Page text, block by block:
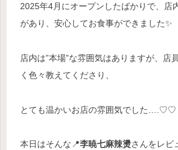
2025年4月にオープンしたばかりで、店
があり、安心してお食事ができました✨
店内は”本場”な雰囲気はありますが、店
く色々教えてくださり、
とても温かいお店の雰囲気でした….♡♡
本日はそんな📍李暁七麻辣燙さんをレビ